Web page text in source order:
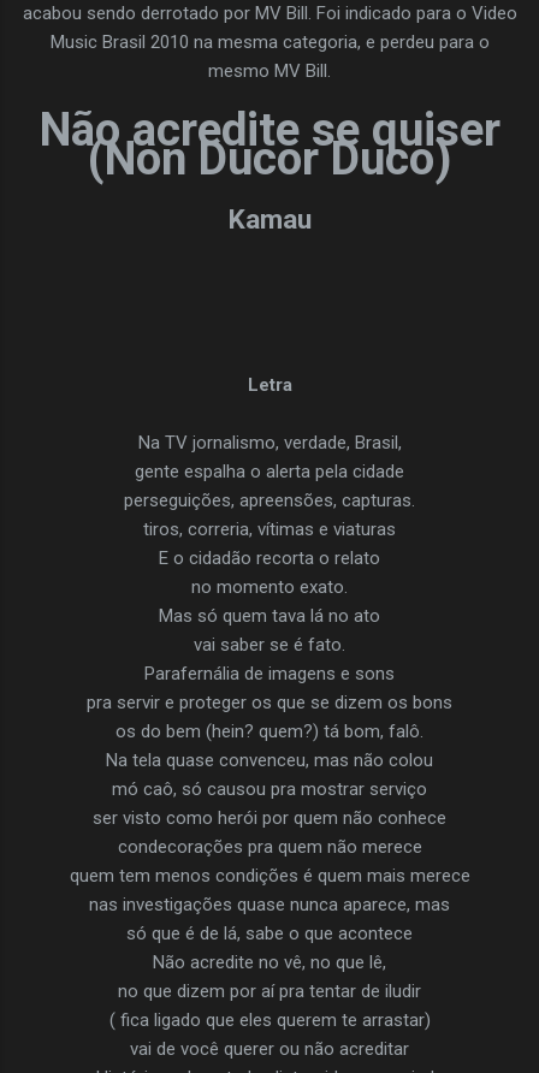
acabou sendo derrotado por MV Bill. Foi indicado para o Video
Music Brasil 2010 na mesma categoria, e perdeu para o
mesmo MV Bill.
Não acredite se quiser
(Non Ducor Duco)
Kamau
Letra
Na TV jornalismo, verdade, Brasil,
gente espalha o alerta pela cidade
perseguições, apreensões, capturas.
tiros, correria, vítimas e viaturas
E o cidadão recorta o relato
no momento exato.
Mas só quem tava lá no ato
vai saber se é fato.
Parafernália de imagens e sons
pra servir e proteger os que se dizem os bons
os do bem (hein? quem?) tá bom, falô.
Na tela quase convenceu, mas não colou
mó caô, só causou pra mostrar serviço
ser visto como herói por quem não conhece
condecorações pra quem não merece
quem tem menos condições é quem mais merece
nas investigações quase nunca aparece, mas
só que é de lá, sabe o que acontece
Não acredite no vê, no que lê,
no que dizem por aí pra tentar de iludir
( fica ligado que eles querem te arrastar)
vai de você querer ou não acreditar